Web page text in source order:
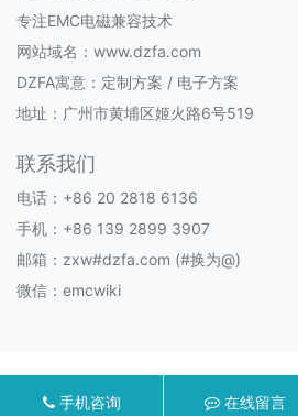
专注EMC电磁兼容技术
网站域名：www.dzfa.com
DZFA寓意：定制方案 / 电子方案
地址：广州市黄埔区姬火路6号519
联系我们
电话：+86 20 2818 6136
手机：+86 139 2899 3907
邮箱：zxw#dzfa.com (#换为@)
微信：emcwiki
手机咨询 在线留言